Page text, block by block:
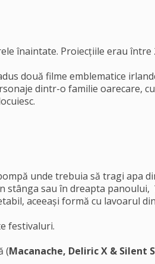
înaintate. Proiecțiile erau între
două filme emblematice
dintr-o familie oarecare,
unde trebuia să tragi apa
stânga sau în dreapta
aceeași formă cu lavoarul
festivaluri.
(Macanache, Deliric X & Silent